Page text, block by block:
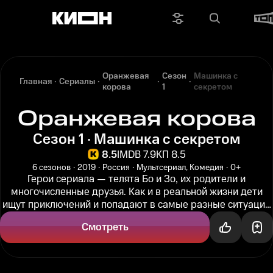
Главная Сериалы Оранжевая
корова
Сезон
1
Машинка с
секретом
Оранжевая корова
Сезон 1 · Машинка с секретом
8.5IMDB 7.9КП 8.5
6 сезонов 2019 Россия Мультсериал, Комедия 0+
Герои сериала — телята Бо и Зо, их родители и
многочисленные друзья. Как и в реальной жизни дети
ищут приключений и попадают в самые разные ситуации
Смотреть